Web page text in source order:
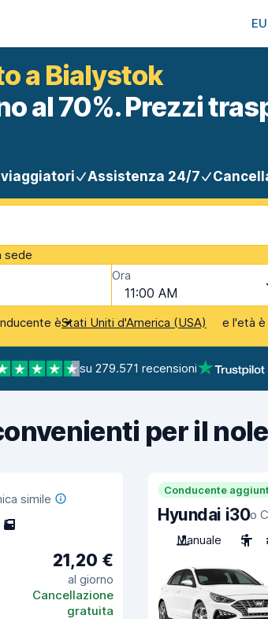
a Bialystok
al 70%. Prezzi
Assistenza 24/7
sede
Ora
11:00 AM
èStati Uniti d'America (USA) e l'età è
su 279.571 recensioni
per il
simile
5
21,20 €
al giorno
Cancellazione
gratuita
Conducente
Hyundai i30o
Manuale
5